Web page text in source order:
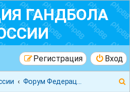
ГАНДБОЛА
Вход
Регистрация